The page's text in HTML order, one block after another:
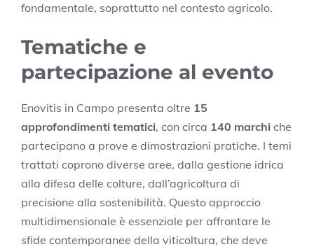
fondamentale, soprattutto nel contesto agricolo.
Tematiche e
partecipazione al evento
Enovitis in Campo presenta oltre 15
approfondimenti tematici, con circa 140 marchi che
partecipano a prove e dimostrazioni pratiche. I temi
trattati coprono diverse aree, dalla gestione idrica
alla difesa delle colture, dall’agricoltura di
precisione alla sostenibilità. Questo approccio
multidimensionale è essenziale per affrontare le
sfide contemporanee della viticoltura, che deve